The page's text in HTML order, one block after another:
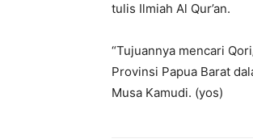
tulis Ilmiah Al Qur’an.
“Tujuannya mencari
Provinsi Papua Barat
Musa Kamudi. (yos)